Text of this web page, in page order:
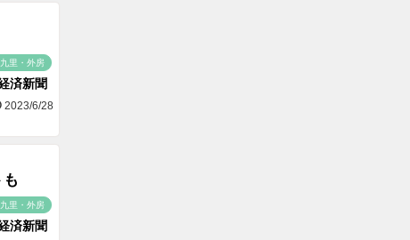
里・外房
済新聞
2023/6/28
里・外房
済新聞